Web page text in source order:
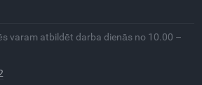
varam atbildēt darba dienās no 10.00 –